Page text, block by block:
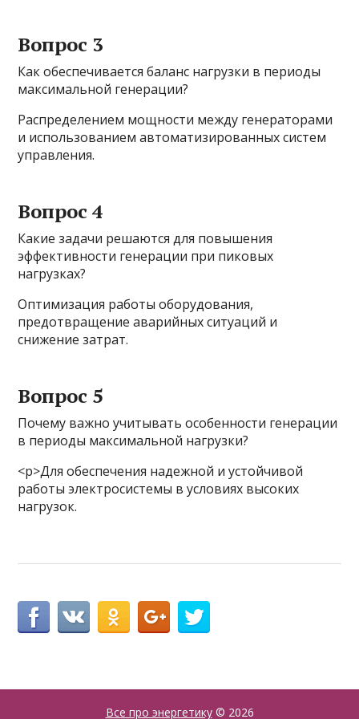
Вопрос 3
Как обеспечивается баланс нагрузки в периоды
максимальной генерации?
Распределением мощности между генераторами
и использованием автоматизированных систем
управления.
Вопрос 4
Какие задачи решаются для повышения
эффективности генерации при пиковых
нагрузках?
Оптимизация работы оборудования,
предотвращение аварийных ситуаций и
снижение затрат.
Вопрос 5
Почему важно учитывать особенности генерации
в периоды максимальной нагрузки?
<р>Для обеспечения надежной и устойчивой
работы электросистемы в условиях высоких
нагрузок.
Все про энергетику© 2026